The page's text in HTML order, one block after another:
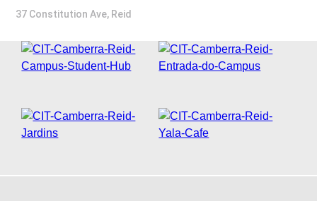
OUVIDORIA
AGÊNCIA SELO BELTA
TRABALHE CONOSCO
37 Constitution Ave, Reid